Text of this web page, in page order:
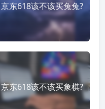
京东618该不该买兔兔?
京东618该不该买象棋?